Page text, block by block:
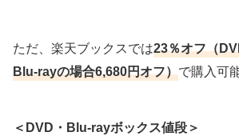
ただ、楽天ブックスでは23％オフ（
Blu-rayの場合6,680円オフ） で購入可
＜DVD・Blu-rayボックス値段＞